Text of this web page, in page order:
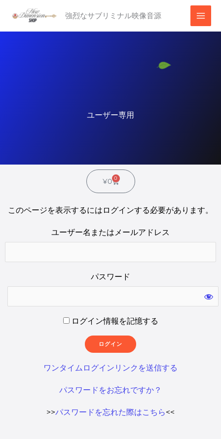
強烈なサブリミナル映像音源
ユーザー専用
¥0 0
C
a
r
このページを表示するにはログインする必要があります。
ユーザー名またはメールアドレス
パスワード
ログイン情報を記憶する
ワンタイムログインリンクを送信する
パスワードをお忘れですか？
>>パスワードを忘れた際はこちら<<